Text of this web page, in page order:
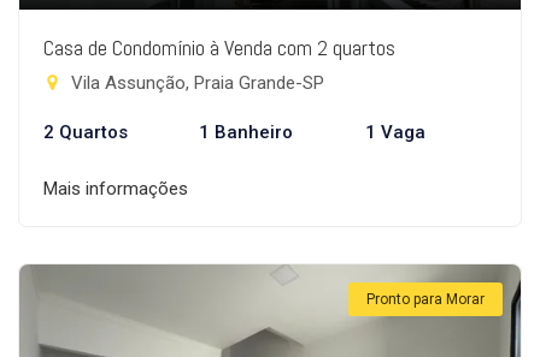
Casa de Condomínio à Venda com 2 quartos
Vila Assunção, Praia Grande-SP
2 Quartos 1 Banheiro 1 Vaga
Mais informações
Pronto para Morar